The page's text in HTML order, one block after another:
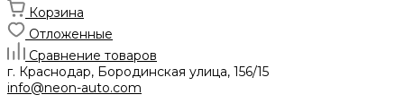
Корзина
Отложенные
Сравнение товаров
г. Краснодар, Бородинская улица, 156/15
info@neon-auto.com